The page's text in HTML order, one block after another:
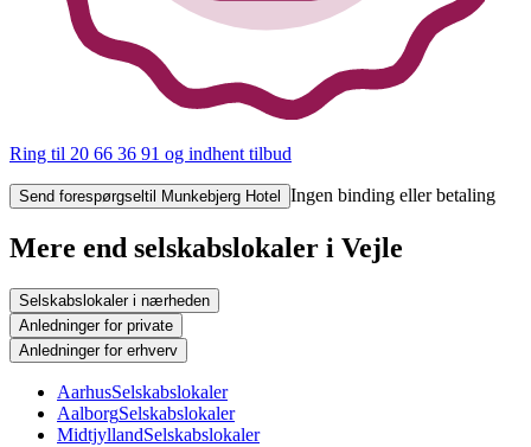
Ring til 20 66 36 91 og indhent tilbud
Send forespørgseltil Munkebjerg Hotel Ingen binding eller betaling
Mere end selskabslokaler i Vejle
Selskabslokaler i nærheden
Anledninger for private
Anledninger for erhverv
AarhusSelskabslokaler
AalborgSelskabslokaler
MidtjyllandSelskabslokaler